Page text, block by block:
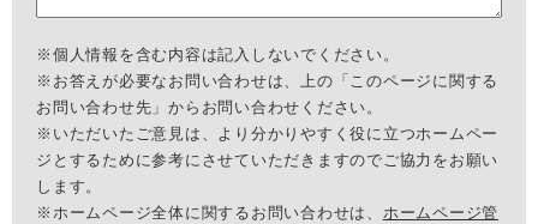
※個人情報を含む内容は記入しないでください。
※お答えが必要なお問い合わせは、上の「このページに関する
お問い合わせ先」からお問い合わせください。
※いただいたご意見は、より分かりやすく役に立つホームペー
ジとするために参考にさせていただきますのでご協力をお願い
します。
※ホームページ全体に関するお問い合わせは、 ホームページ管